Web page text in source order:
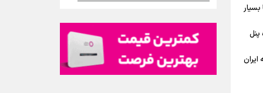
پنل
ایران